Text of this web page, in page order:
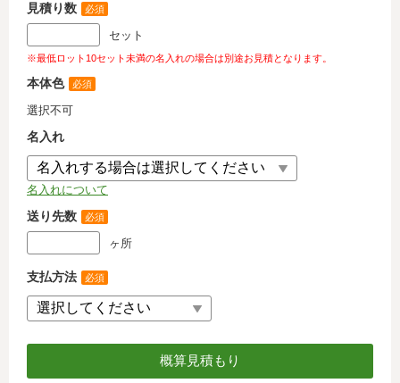
見積り数 必須
セット
※最低ロット10セット未満の名入れの場合は別途お見積となります。
本体色 必須
選択不可
名入れ
名入れについて
送り先数 必須
ヶ所
支払方法 必須